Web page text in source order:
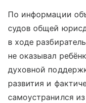
По информации
судов общей
в ходе
не оказывал
духовной
развития и
самоустранился